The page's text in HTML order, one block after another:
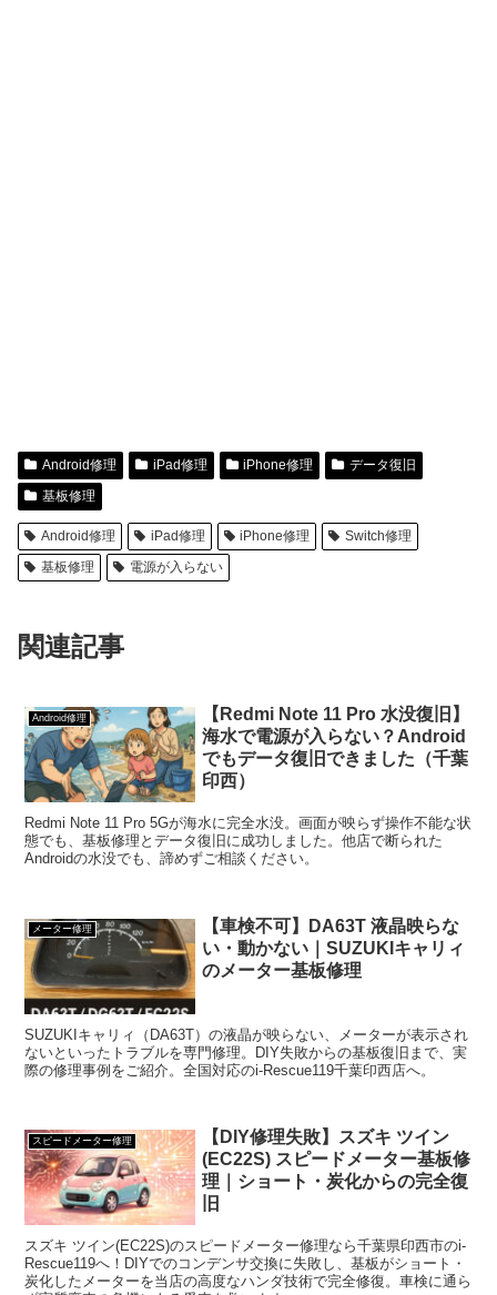
Android修理 iPad修理 iPhone修理
データ復旧
基板修理
Android修理 iPad修理 iPhone修理
Switch修理
基板修理
電源が入らない
関連記事
Android修理
【Redmi Note 11 Pro 水没復旧】
海水で電源が入らない？Android
でもデータ復旧できました（千葉
印西）
Redmi Note 11 Pro 5Gが海水に完全水没。画面が映らず操作不能な状
態でも、基板修理とデータ復旧に成功しました。他店で断られた
Androidの水没でも、諦めずご相談ください。
メーター修理
【車検不可】DA63T 液晶映らな
い・動かない｜SUZUKIキャリィ
のメーター基板修理
SUZUKIキャリィ（DA63T）の液晶が映らない、メーターが表示され
ないといったトラブルを専門修理。DIY失敗からの基板復旧まで、実
際の修理事例をご紹介。全国対応のi-Rescue119千葉印西店へ。
スピードメーター修理
【DIY修理失敗】スズキ ツイン
(EC22S) スピードメーター基板修
理｜ショート・炭化からの完全復
旧
スズキ ツイン(EC22S)のスピードメーター修理なら千葉県印西市のi-
Rescue119へ！DIYでのコンデンサ交換に失敗し、基板がショート・
炭化したメーターを当店の高度なハンダ技術で完全修復。車検に通ら